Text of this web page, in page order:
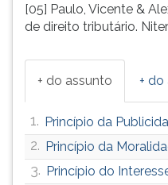
[05] Paulo, Vicente &
de direito tributário.
+ do assunto + do
1. Princípio da
2. Princípio da
3. Princípio do